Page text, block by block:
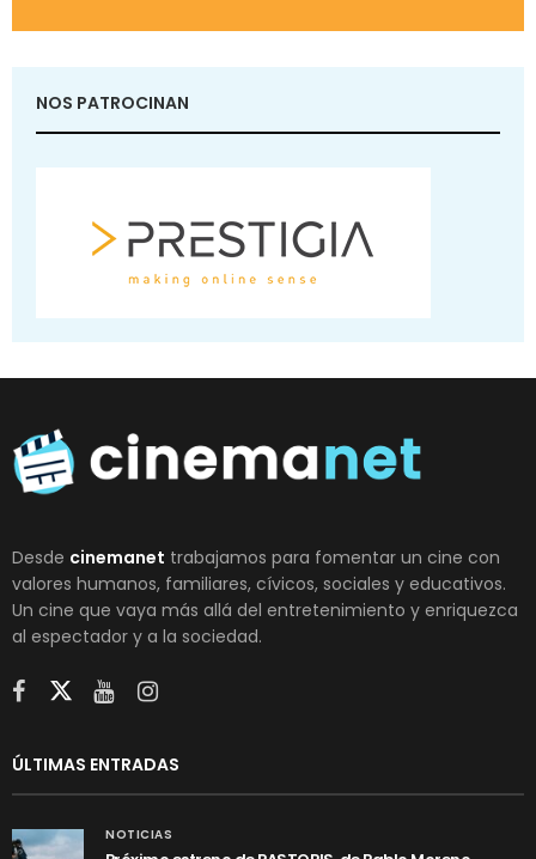
NOS PATROCINAN
Desde cinemanet trabajamos para fomentar un cine con
valores humanos, familiares, cívicos, sociales y educativos.
Un cine que vaya más allá del entretenimiento y enriquezca
al espectador y a la sociedad.
ÚLTIMAS ENTRADAS
NOTICIAS